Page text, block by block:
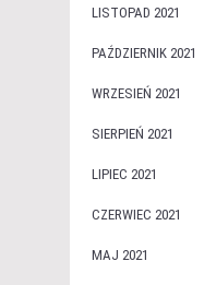
LISTOPAD 2021
PAŹDZIERNIK 2021
WRZESIEŃ 2021
SIERPIEŃ 2021
LIPIEC 2021
CZERWIEC 2021
MAJ 2021